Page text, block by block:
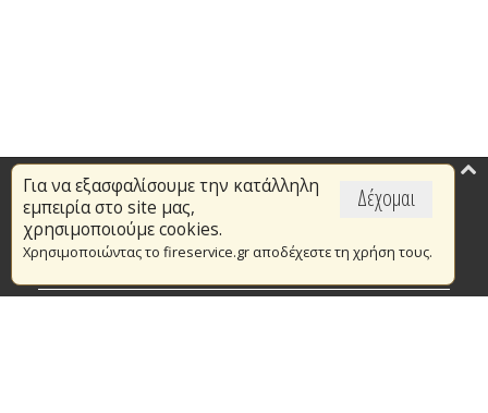
Δέχομαι
Για να εξασφαλίσουμε την κατάλληλη
εμπειρία στο site μας,
χρησιμοποιούμε cookies.
Χρησιμοποιώντας το fireservice.gr αποδέχεστε τη χρήση τους.
Επικαιρότητα
Το Πυροσβεστικό Σώμα